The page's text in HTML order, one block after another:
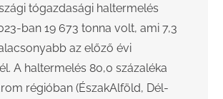
tógazdasági haltermelés
ban 19 673 tonna volt, ami 7,3
az előző évi
A haltermelés 80,0 százaléka
régióban (ÉszakAlföld, Dél-